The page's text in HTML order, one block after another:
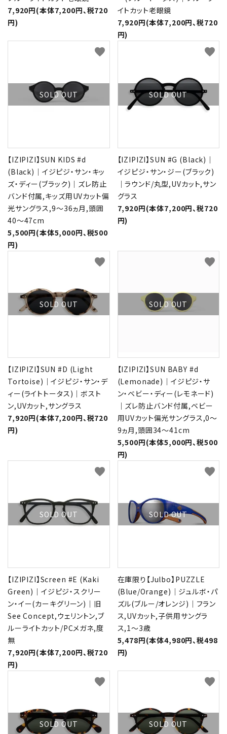
7,920円(本体7,200円、税720
円)
イトカット老眼鏡
7,920円(本体7,200円、税720
円)
SOLD OUT
【IZIPIZI】SUN KIDS #d
(Black)｜イジピジ・サン・キッ
ズ・ディー(ブラック)｜ズレ防止
バンド付属,キッズ用UVカット偏
光サングラス,9～36ヵ月,頭囲
40～47cm
5,500円(本体5,000円、税500
円)
favorite
SOLD OUT
【IZIPIZI】SUN #G (Black)｜
イジピジ・サン・ジー(ブラック)
｜ラウンド/丸型,UVカット,サン
グラス
7,920円(本体7,200円、税720
円)
favorite
SOLD OUT
【IZIPIZI】SUN #D (Light
Tortoise)｜イジピジ・サン・デ
ィー(ライトトータス)｜ボスト
ン,UVカット,サングラス
7,920円(本体7,200円、税720
円)
favorite
SOLD OUT
【IZIPIZI】SUN BABY #d
(Lemonade)｜イジピジ・サ
ン・ベビー・ディー(レモネード)
｜ズレ防止バンド付属,ベビー
用UVカット偏光サングラス,0～
9ヵ月,頭囲34～41cm
5,500円(本体5,000円、税500
円)
favorite
SOLD OUT
【IZIPIZI】Screen #E (Kaki
Green)｜イジピジ・スクリー
ン・イー(カーキグリーン)｜旧
See Concept,ウェリントン,ブ
ルーライトカット/PCメガネ,度
無
7,920円(本体7,200円、税720
円)
favorite
SOLD OUT
在庫限り【Julbo】PUZZLE
(Blue/Orange)｜ジュルボ・パ
ズル(ブルー/オレンジ)｜フラン
ス,UVカット,子供用サングラ
ス,1～3歳
5,478円(本体4,980円、税498
円)
favorite
SOLD OUT
favorite
SOLD OUT
favorite